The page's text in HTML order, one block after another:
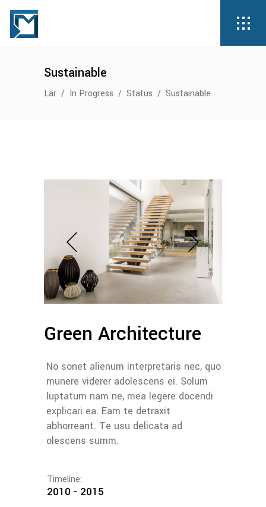
Sustainable
Lar / In Progress / Status / Sustainable
Green Architecture
No sonet alienum interpretaris nec, quo
munere viderer adolescens ei. Solum
luptatum nam ne, mea legere docendi
explicari ea. Eam te detraxit
abhorreant. Te usu delicata ad
olescens summ.
Timeline:
2010 - 2015